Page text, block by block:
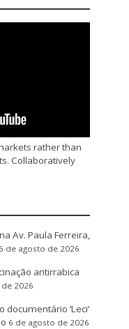
rather than
Collaboratively
Av. Paula Ferreira,
6 de agosto de 2026
antirrabica
2026
documentário ‘Leci’
6 de agosto de 2026